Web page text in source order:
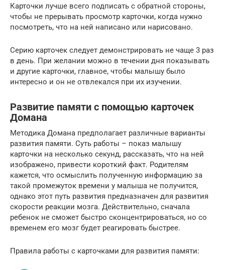
Карточки лучше всего подписать с обратной стороны,
чтобы не прерывать просмотр карточки, когда нужно
посмотреть, что на ней написано или нарисовано.
Серию карточек следует демонстрировать не чаще 3 раз
в день. При желании можно в течении дня показывать
и другие карточки, главное, чтобы малышу было
интересно и он не отвлекался при их изучении.
Развитие памяти с помощью карточек
Домана
Методика Домана предполагает различные варианты
развития памяти. Суть работы – показ малышу
карточки на несколько секунд, рассказать, что на ней
изображено, привести короткий факт. Родителям
кажется, что осмыслить полученную информацию за
такой промежуток времени у малыша не получится,
однако этот путь развития предназначен для развития
скорости реакции мозга. Действительно, сначала
ребенок не сможет быстро сконцентрироваться, но со
временем его мозг будет реагировать быстрее.
Правила работы с карточками для развития памяти: